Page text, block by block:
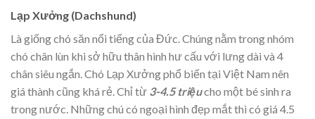
Lạp Xưởng (Dachshund)
Là giống chó săn nổi tiếng của Đức. Chúng nằm trong nhóm
chó chân lùn khi sở hữu thân hình hư cấu với lưng dài và 4
chân siêu ngắn. Chó Lạp Xưởng phổ biến tại Việt Nam nên
giá thành cũng khá rẻ. Chỉ từ 3-4.5 triệucho một bé sinh ra
trong nước. Những chú có ngoại hình đẹp mắt thì có giá 4.5